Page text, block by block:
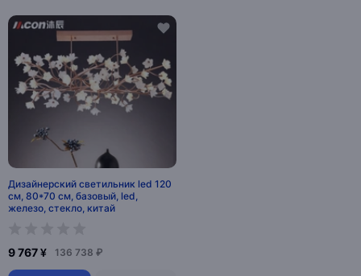
Дизайнерский светильник led 120
см, 80*70 см, базовый, led,
железо, стекло, китай
9 767 ¥ 136 738 ₽